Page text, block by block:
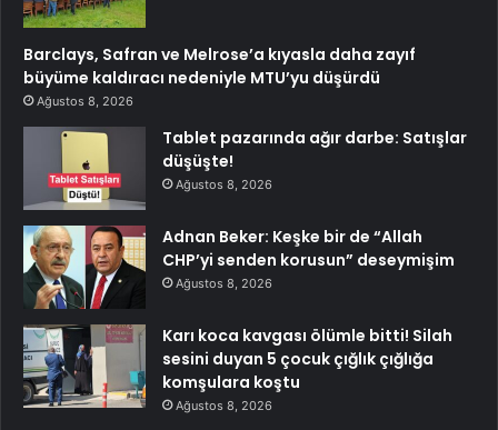
Barclays, Safran ve Melrose’a kıyasla daha zayıf
büyüme kaldıracı nedeniyle MTU’yu düşürdü
Ağustos 8, 2026
Tablet pazarında ağır darbe: Satışlar
düşüşte!
Ağustos 8, 2026
Adnan Beker: Keşke bir de “Allah
CHP’yi senden korusun” deseymişim
Ağustos 8, 2026
Karı koca kavgası ölümle bitti! Silah
sesini duyan 5 çocuk çığlık çığlığa
komşulara koştu
Ağustos 8, 2026